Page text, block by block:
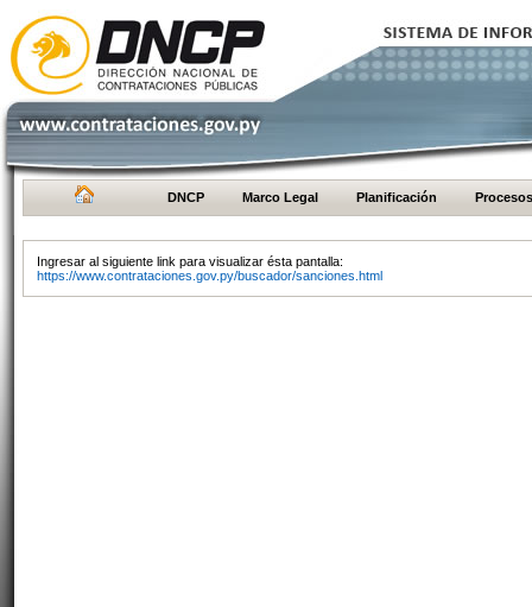
DNCP Marco Legal Planificación Procesos
Ingresar al siguiente link para visualizar ésta pantalla:
https://www.contrataciones.gov.py/buscador/sanciones.html